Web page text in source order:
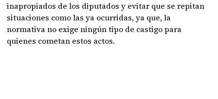
inapropiados de los diputados y evitar que se repitan
situaciones como las ya ocurridas, ya que, la
normativa no exige ningún tipo de castigo para
quienes cometan estos actos.